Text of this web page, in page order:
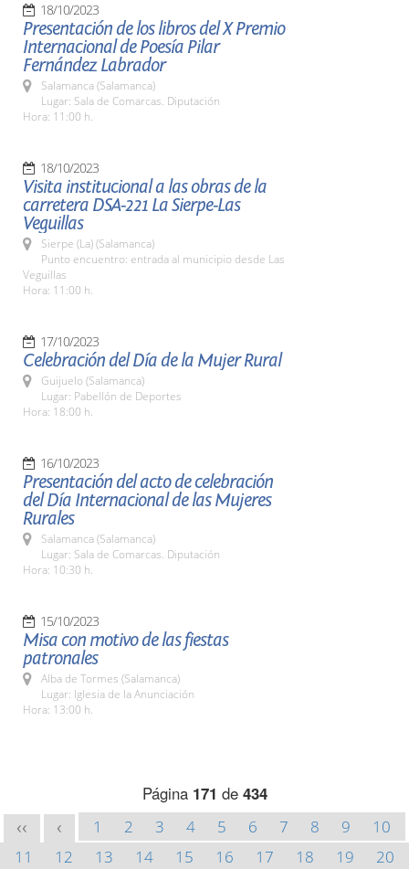
18/10/2023
Presentación de los libros del X Premio
Internacional de Poesía Pilar
Fernández Labrador
Salamanca (Salamanca)
Lugar: Sala de Comarcas. Diputación
Hora: 11:00 h.
18/10/2023
Visita institucional a las obras de la
carretera DSA-221 La Sierpe-Las
Veguillas
Sierpe (La) (Salamanca)
Punto encuentro: entrada al municipio desde Las
Veguillas
Hora: 11:00 h.
17/10/2023
Celebración del Día de la Mujer Rural
Guijuelo (Salamanca)
Lugar: Pabellón de Deportes
Hora: 18:00 h.
16/10/2023
Presentación del acto de celebración
del Día Internacional de las Mujeres
Rurales
Salamanca (Salamanca)
Lugar: Sala de Comarcas. Diputación
Hora: 10:30 h.
15/10/2023
Misa con motivo de las fiestas
patronales
Alba de Tormes (Salamanca)
Lugar: Iglesia de la Anunciación
Hora: 13:00 h.
Página 171 de 434
<< < 1 2 3 4 5 6 7 8 9
10
11
12 13 14 15 16 17 18 19
20